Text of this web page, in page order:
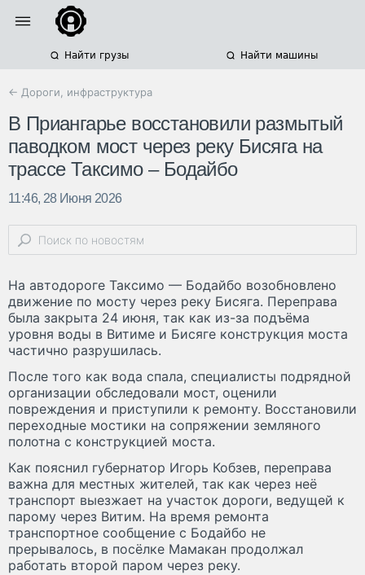
Найти грузы Найти машины
← Дороги, инфраструктура
В Приангарье восстановили размытый
паводком мост через реку Бисяга на
трассе Таксимо – Бодайбо
11:46, 28 Июня 2026
На автодороге Таксимо — Бодайбо возобновлено
движение по мосту через реку Бисяга. Переправа
была закрыта 24 июня, так как из-за подъёма
уровня воды в Витиме и Бисяге конструкция моста
частично разрушилась.
После того как вода спала, специалисты подрядной
организации обследовали мост, оценили
повреждения и приступили к ремонту. Восстановили
переходные мостики на сопряжении земляного
полотна с конструкцией моста.
Как пояснил губернатор Игорь Кобзев, переправа
важна для местных жителей, так как через неё
транспорт выезжает на участок дороги, ведущей к
парому через Витим. На время ремонта
транспортное сообщение с Бодайбо не
прерывалось, в посёлке Мамакан продолжал
работать второй паром через реку.